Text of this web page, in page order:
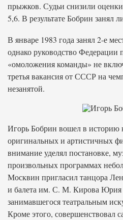
прыжков. Судьи снизили
5,6. В результате Бобрин занял
В январе 1983 года занял 2-е
однако руководство Федерации
«омоложения команды» не
третья вакансия от СССР на
незанятой.
Игорь Бобрин вошел в историю
оригинальных и артистичных
внимание уделял постановке,
произвольных программах
Москвин пригласил танцора
и балета им. С. М. Кирова Юрия
занимавшегося театральным
Кроме этого, совершенствовал